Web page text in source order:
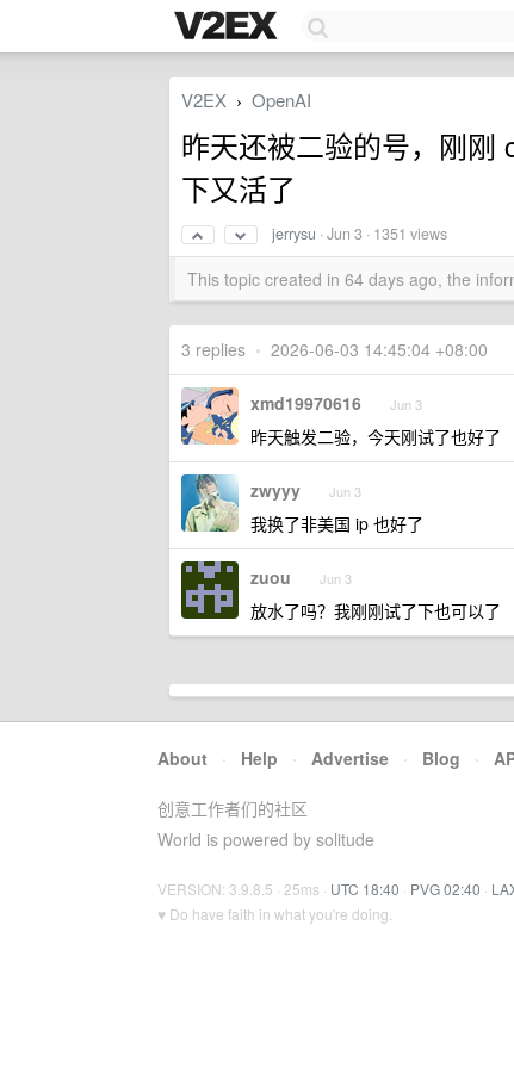
V2EX › OpenAI
昨天还被二验的号，刚刚
下又活了
jerrysu ·Jun 3 · 1351 views
This topic created in 64 days ago, the
3 replies • 2026-06-03 14:45:04 +08:00
xmd19970616 Jun 3
昨天触发二验，今天刚试了也好了
zwyyy Jun 3
我换了非美国 ip 也好了
zuou Jun 3
放水了吗？我刚刚试了下也可以了
About · Help · Advertise · Blog ·
创意工作者们的社区
World is powered by solitude
VERSION: 3.9.8.5 · 25ms · UTC 18:40 · PVG 02:40 ·
♥ Do have faith in what you're doing.